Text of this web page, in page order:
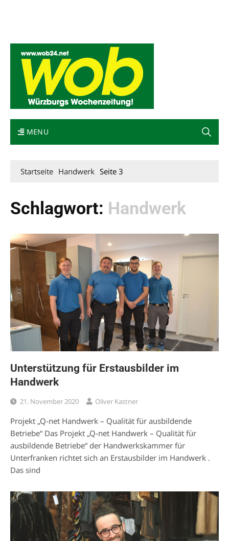
MENU
Startseite Handwerk Seite 3
Schlagwort: Handwerk
Unterstützung für Erstausbilder im
Handwerk
21. November 2020 Oliver Kastner
Projekt „Q-net Handwerk – Qualität für ausbildende
Betriebe“ Das Projekt „Q-net Handwerk – Qualität für
ausbildende Betriebe“ der Handwerkskammer für
Unterfranken richtet sich an Erstausbilder im Handwerk .
Das sind